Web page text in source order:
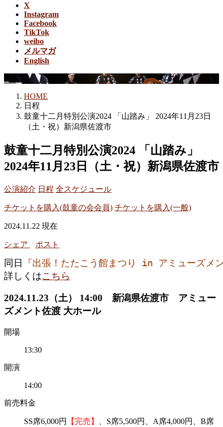
X
Instagram
Facebook
TikTok
weibo
メルマガ
English
日程
HOME
日程
鼓童十二月特別公演2024 「山踏み」 2024年11月23日
（土・祝）新潟県佐渡市
鼓童十二月特別公演2024 「山踏み」
2024年11月23日（土・祝）新潟県佐渡市
公演紹介 日程 全スケジュール
チケットを購入(鼓童の会会員) チケットを購入(一般)
2024.11.22 現在
シェア ポスト
同日 『出張！たたこう館まつり in アミューズメ
詳しくはこちら
2024.11.23（土） 14:00 新潟県佐渡市 アミュー
ズメント佐渡 大ホール
開場
13:30
開演
14:00
前売料金
SS席6,000円 【完売】
、S席5,500円、A席4,000円、B席